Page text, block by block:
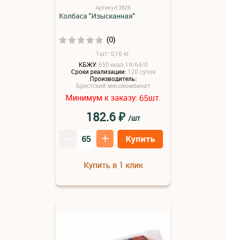
Артикул:3826
Колбаса "Изысканная"
(0)
1шт: 0,16 кг.
КБЖУ: 650 ккал 19/64/0
Сроки реализации: 120 суток
Производитель:
Брестский мясокомбинат
Минимум к заказу: 65шт.
182.6₽ /шт
+ Купить
Купить в 1 клик